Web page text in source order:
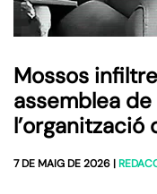
Mossos
assemblea
l’organització
7 DE MAIG DE 2026 |